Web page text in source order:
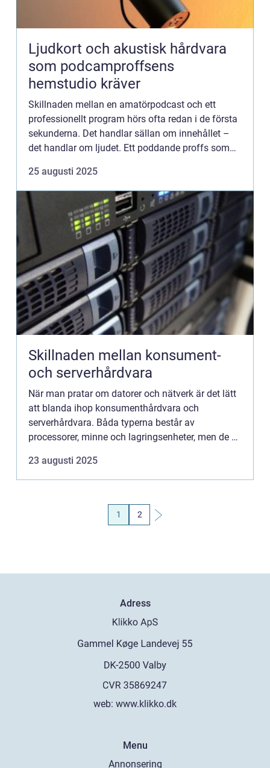
Ljudkort och akustisk hårdvara
som podcamproffsens
hemstudio kräver
Skillnaden mellan en amatörpodcast och ett
professionellt program hörs ofta redan i de första
sekunderna. Det handlar sällan om innehållet –
det handlar om ljudet. Ett poddande proffs som
25 augusti 2025
Skillnaden mellan konsument-
och serverhårdvara
När man pratar om datorer och nätverk är det lätt
att blanda ihop konsumenthårdvara och
serverhårdvara. Båda typerna består av
processorer, minne och lagringsenheter, men de är
23 augusti 2025
1 2
Adress
web: www.klikko.dk
Menu
Annonsering